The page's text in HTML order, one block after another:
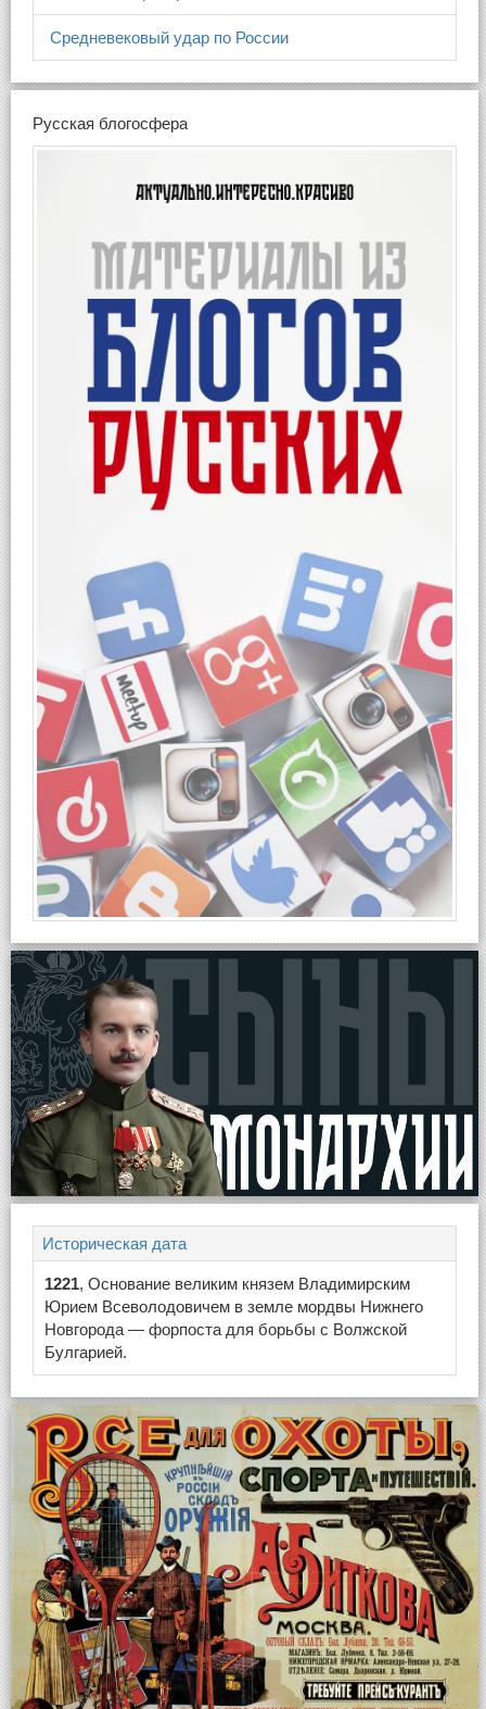
Средневековый удар по России
Русская блогосфера
Историческая дата
1221, Основание великим князем Владимирским
Юрием Всеволодовичем в земле мордвы Нижнего
Новгорода — форпоста для борьбы с Волжской
Булгарией.